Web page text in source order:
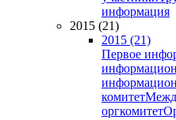
информация
2015 (21)
2015 (21)
Первое
комитет
оргкомитет